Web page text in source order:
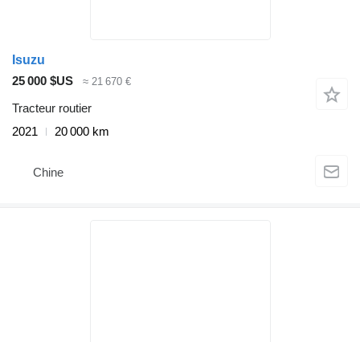
Isuzu
25 000 $US
≈ 21 670 €
Tracteur routier
2021
20 000 km
Chine